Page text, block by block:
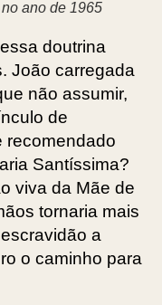
ano de 1965
doutrina
João carregada
não assumir,
de
recomendado
Santíssima?
viva da Mãe de
tornaria mais
a
o caminho para